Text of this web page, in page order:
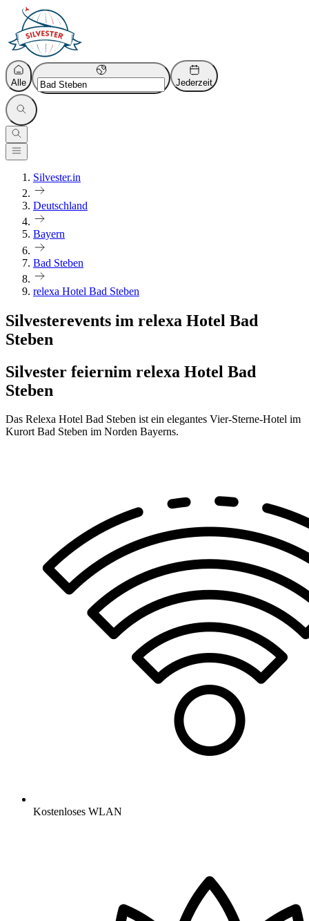
Alle Jederzeit
Silvester.in
Deutschland
Bayern
Bad Steben
relexa Hotel Bad Steben
Silvesterevents im relexa Hotel Bad
Steben
Silvester feiernim relexa Hotel Bad
Steben
Das Relexa Hotel Bad Steben ist ein elegantes Vier-Sterne-Hotel im
Kurort Bad Steben im Norden Bayerns.
Kostenloses WLAN